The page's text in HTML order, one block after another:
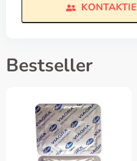
Bestseller